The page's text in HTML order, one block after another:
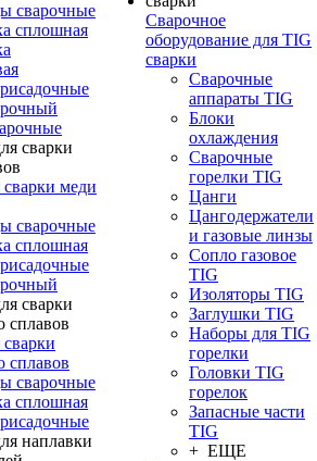
сварочные
сплошная
меди
сварочные
сплошная
сплавов
сварочные
сплошная
Сварочное
оборудование для TIG
сварки
Сварочные
аппараты TIG
Блоки
охлаждения
Сварочные
горелки TIG
Цанги
Цангодержатели
и газовые линзы
Сопло газовое
TIG
Изоляторы TIG
Заглушки TIG
Наборы для TIG
горелки
Головки TIG
горелок
Запасные части
TIG
+ ЕЩЕ